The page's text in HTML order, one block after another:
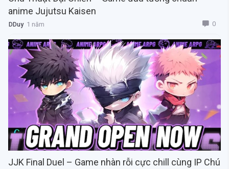
anime Jujutsu Kaisen
DDuy1 năm 0
JJK Final Duel – Game nhàn rỗi cực chill cùng IP Chú